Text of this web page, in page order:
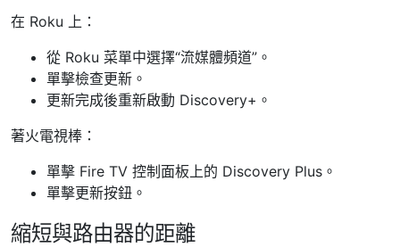
在 Roku 上：
從 Roku 菜單中選擇“流媒體頻道”。
單擊檢查更新。
更新完成後重新啟動 Discovery+。
著火電視棒：
單擊 Fire TV 控制面板上的 Discovery Plus。
單擊更新按鈕。
縮短與路由器的距離